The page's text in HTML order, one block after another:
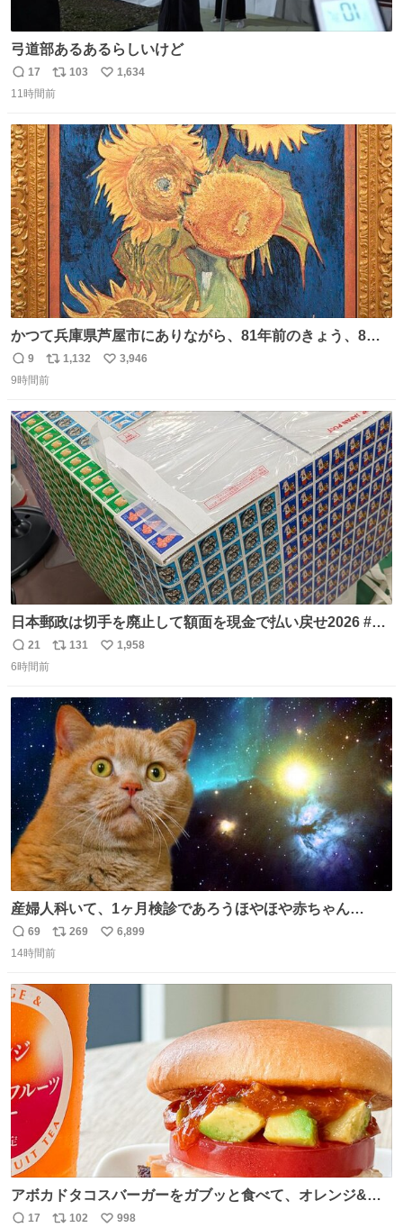
弓道部あるあるらしいけど
返
信
17
リ
ポ
ト
数
103
い
数
1,634
11時間前
かつて兵庫県芦屋市にありながら、81年前のきょう、8月6
日の阪神大空襲の折に残念ながら焼失した、 #ゴッホ の幻
の「 #ヒマワリ 」。 当館は、東京都にある武者小路実篤記
り陶板で原寸大に再現し、2014年より展示しています。 #
大塚国際美術館
返
信
9
リ
ポ
ト
数
1,132
い
数
3,946
9時間前
日本郵政は切手を廃止して額面を現金で払い戻せ2026 #日
本郵政 @JapanPostHD_PR
返
信
21
リ
ト
数
131
い
数
1,958
6時間前
産婦人科いて、1ヶ月検診であろうほやほや赤ちゃん👩‍🍼
と推定2,3歳の女の子👧🏻をワンオペで連れてるママがいる
のだけども 女の子ずっとママの側から離れない…⁉️ 手を繋
たいにﾄﾃﾄﾃついてってるし逃走しないし脱走しないし逃げ
ないし走ら文字数
返
信
69
リ
ポ
ト
数
269
い
6,899
14時間前
アボカドタコスバーガーをガブッと食べて、オレンジ&パ
ッションフルーツティーをグビッと飲んで、またアボカド
17 102
998